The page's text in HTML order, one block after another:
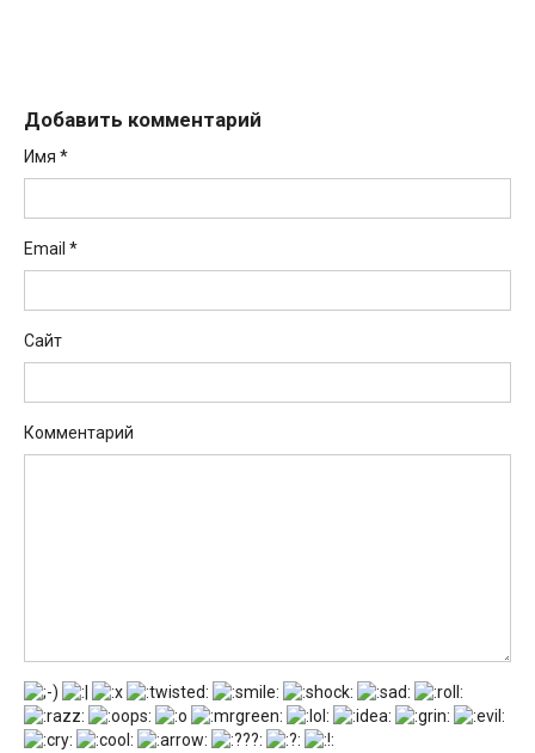
Добавить комментарий
Имя *
Email *
Сайт
Комментарий